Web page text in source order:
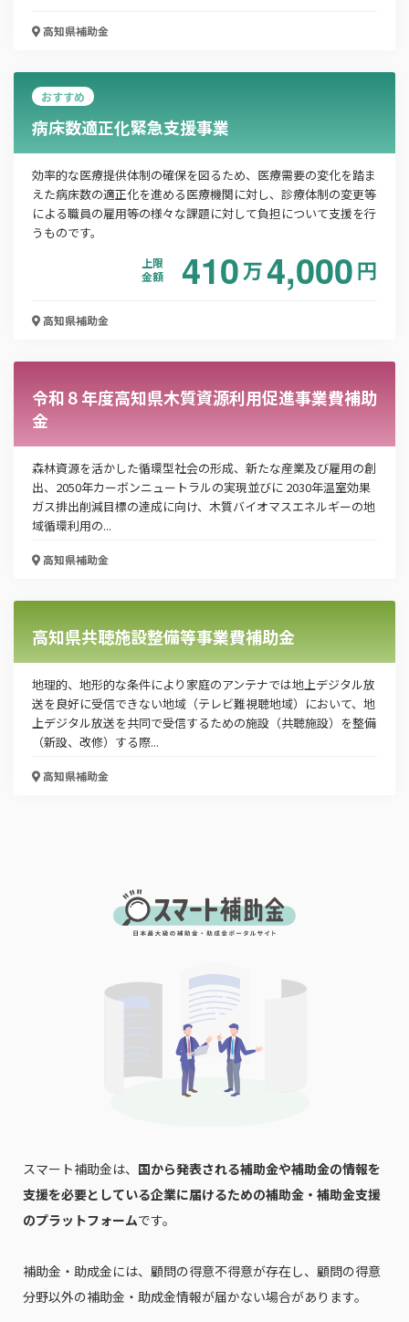
担い手支援事業
お名前
メールアドレス
「PDF資料ダウンロード」ボタンを押下した時点
で本サービスの
れます。
高知県補助金
おすすめ
病床数適正化緊急支援事業
効率的な医療提供体制の確保を図るため、医療需要の変化を踏ま
えた病床数の適正化を進める医療機関に対し、診療体制の変更等
による職員の雇用等の様々な課題に対して負担について支援を行
うものです。
上限
金額
410万4,000円
高知県補助金
令和８年度高知県木質資源利用促進事業費補助
金
森林資源を活かした循環型社会の形成、新たな産業及び雇用の創
出、2050年カーボンニュートラルの実現並びに 2030年温室効果
ガス排出削減目標の達成に向け、木質バイオマスエネルギーの地
域循環利用の...
高知県補助金
高知県共聴施設整備等事業費補助金
地理的、地形的な条件により家庭のアンテナでは地上デジタル放
送を良好に受信できない地域（テレビ難視聴地域）において、地
上デジタル放送を共同で受信するための施設（共聴施設）を整備
（新設、改修）する際...
高知県補助金
スマート補助金は、 国から発表される補助金や補助金の情報を
支援を必要としている企業に届けるための補助金・補助金支援
のプラットフォームです。
補助金・助成金には、顧問の得意不得意が存在し、顧問の得意
分野以外の補助金・助成金情報が届かない場合があります。